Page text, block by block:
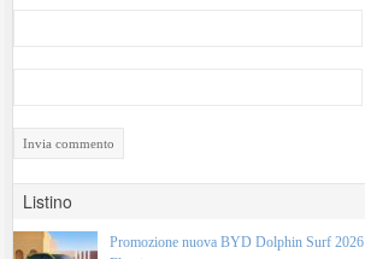
Listino
Promozione nuova BYD Dolphin Surf 2026